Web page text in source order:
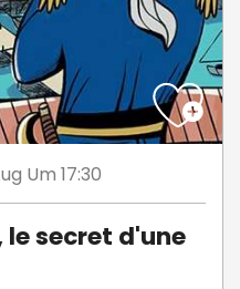
Um 17:30
le secret d'une